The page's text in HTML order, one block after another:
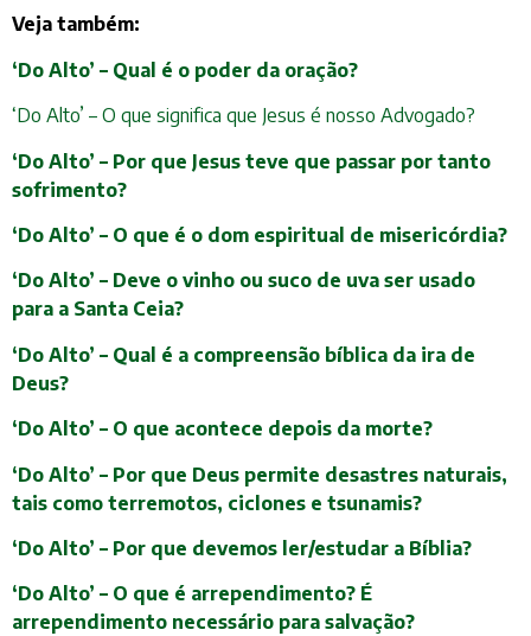
Veja também:
‘Do Alto’ – Qual é o poder da oração?
‘Do Alto’ – O que significa que Jesus é nosso Advogado?
‘Do Alto’ – Por que Jesus teve que passar por tanto
sofrimento?
‘Do Alto’ – O que é o dom espiritual de misericórdia?
‘Do Alto’ – Deve o vinho ou suco de uva ser usado
para a Santa Ceia?
‘Do Alto’ – Qual é a compreensão bíblica da ira de
Deus?
‘Do Alto’ – O que acontece depois da morte?
‘Do Alto’ – Por que Deus permite desastres naturais,
tais como terremotos, ciclones e tsunamis?
‘Do Alto’ – Por que devemos ler/estudar a Bíblia?
‘Do Alto’ – O que é arrependimento? É
arrependimento necessário para salvação?